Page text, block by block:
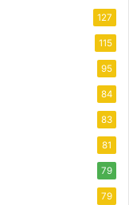
127
115
95
84
83
81
79
79